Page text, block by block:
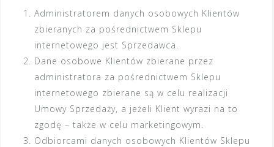
Administratorem danych osobowych Klientów
zbieranych za pośrednictwem Sklepu
internetowego jest Sprzedawca.
Dane osobowe Klientów zbierane przez
administratora za pośrednictwem Sklepu
internetowego zbierane są w celu realizacji
Umowy Sprzedaży, a jeżeli Klient wyrazi na to
zgodę – także w celu marketingowym.
Odbiorcami danych osobowych Klientów Sklepu